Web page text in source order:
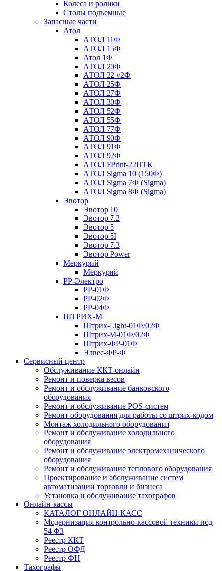
Колеса и ролики
Столы подъемные
Запасные части
Атол
АТОЛ 11Ф
АТОЛ 15Ф
Атол 1Ф
АТОЛ 20Ф
АТОЛ 22 v2Ф
АТОЛ 25Ф
АТОЛ 27Ф
АТОЛ 30Ф
АТОЛ 52Ф
АТОЛ 55Ф
АТОЛ 77Ф
АТОЛ 90Ф
АТОЛ 91Ф
АТОЛ 92Ф
АТОЛ FPrint-22ПТК
АТОЛ Sigma 10 (150Ф)
АТОЛ Sigma 7Ф (Sigma)
АТОЛ Sigma 8Ф (Sigma)
Эвотор
Эвотор 10
Эвотор 7.2
Эвотор 5
Эвотор 5I
Эвотор 7.3
Эвотор Power
Меркурий
Меркурий
РР-Электро
РР-01Ф
РР-02Ф
РР-04Ф
ШТРИХ-М
Штрих-Light-01Ф/02Ф
Штрих-М-01Ф/02Ф
Штрих-ФР-01Ф
Элвес-ФР-Ф
Сервисный центр
Обслуживание ККТ-онлайн
Ремонт и поверка весов
Ремонт и обслуживание банковского
оборудования
Ремонт и обслуживание POS-систем
Ремонт оборудования для работы со штрих-кодом
Монтаж холодильного оборудования
Ремонт и обслуживание холодильного
оборудования
Ремонт и обслуживание электромеханического
оборудования
Ремонт и обслуживание теплового оборудования
Проектирование и обслуживание систем
автоматизации торговли и бизнеса
Установка и обслуживание тахографов
Онлайн-кассы
КАТАЛОГ ОНЛАЙН-КАСС
Модернизация контрольно-кассовой техники под
54 ФЗ
Реестр ККТ
Реестр ОФД
Реестр ФН
Тахографы